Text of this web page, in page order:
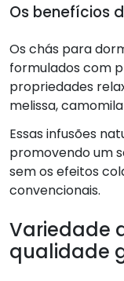
Os benefícios
Os chás para
formulados com
propriedades
melissa,
Essas infusões
promovendo um
sem os efeitos
convencionais.
Variedade
qualidade